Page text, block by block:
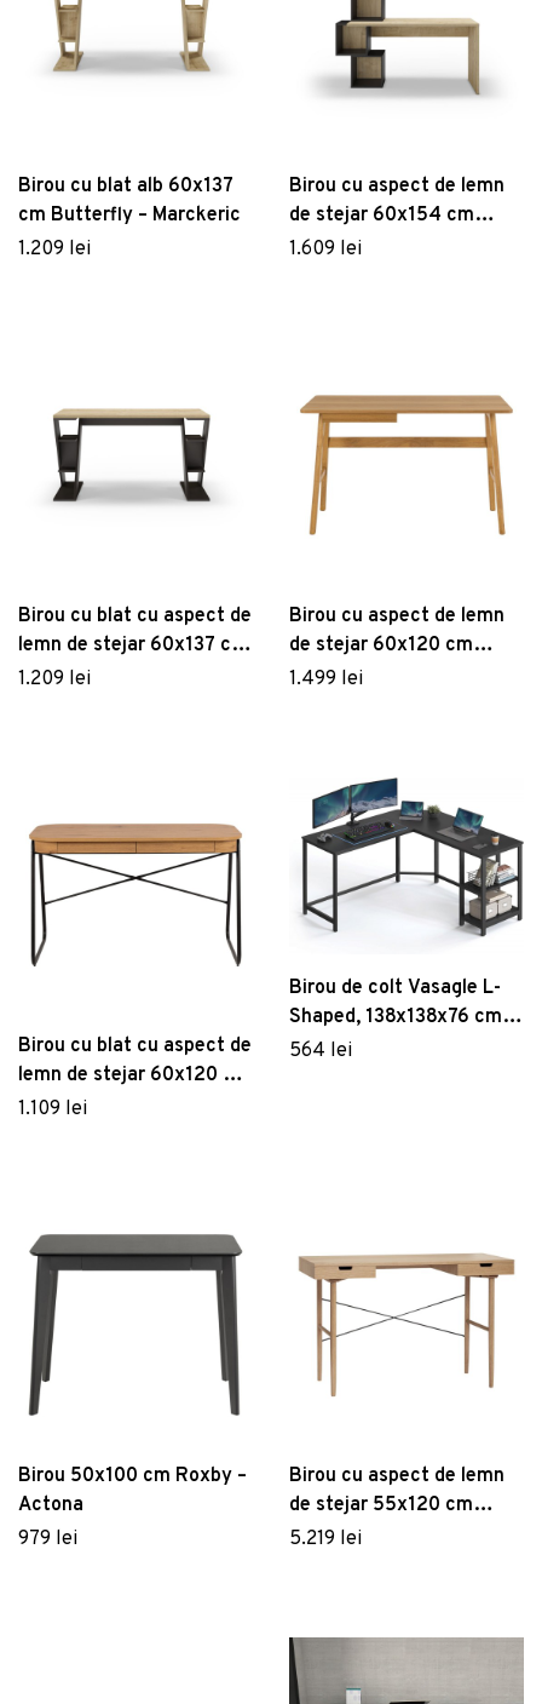
Birou cu blat alb 60x137
cm Butterfly – Marckeric
1.209 lei
Birou cu aspect de lemn
de stejar 60x154 cm
Cubik – Marckeric
1.609 lei
Birou cu blat cu aspect de
lemn de stejar 60x137 cm
Butterfly – Marckeric
1.209 lei
Birou cu aspect de lemn
de stejar 60x120 cm
Barnett – Actona
1.499 lei
Birou cu blat cu aspect de
lemn de stejar 60x120 cm
Blueton – Actona
1.109 lei
Birou de colt Vasagle L-
Shaped, 138x138x76 cm,
PAL/otel, negru
564 lei
Birou 50x100 cm Roxby –
Actona
979 lei
Birou cu aspect de lemn
de stejar 55x120 cm
Studio – Hübsch
5.219 lei